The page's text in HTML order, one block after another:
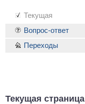
Текущая
Текущая страница
Вопрос-ответ
Переходы